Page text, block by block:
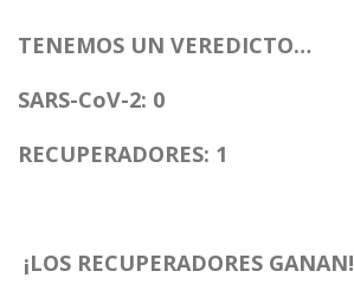
TENEMOS UN VEREDICTO…
SARS-CoV-2: 0
RECUPERADORES: 1
¡LOS RECUPERADORES GANAN!